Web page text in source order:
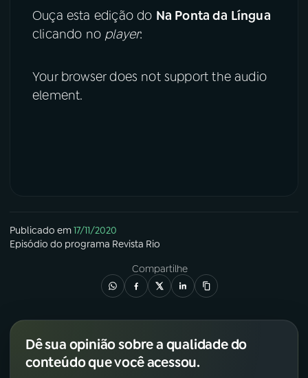
Ouça esta edição do Na Ponta da Língua
clicando no player:
Your browser does not support the audio
element.
Publicado em17/11/2020
Episódio do programa Revista Rio
Compartilhe
Dê sua opinião sobre a qualidade do
conteúdo que você acessou.